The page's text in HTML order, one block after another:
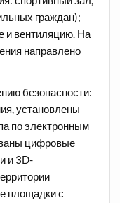
граждан);
и вентиляцию. На
направлено
безопасности:
установлены
по электронным
цифровые
и 3D-
площадки с